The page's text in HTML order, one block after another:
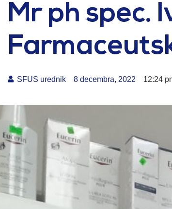
Mr ph spec.
SFUS urednik 8 decembra, 2022 12:24